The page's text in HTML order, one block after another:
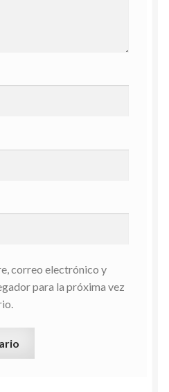
correo electrónico y
para la próxima vez